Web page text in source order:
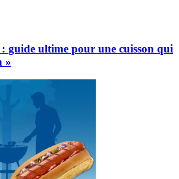
guide ultime pour une cuisson qui
»